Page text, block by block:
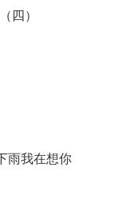
四）
雨我在想你